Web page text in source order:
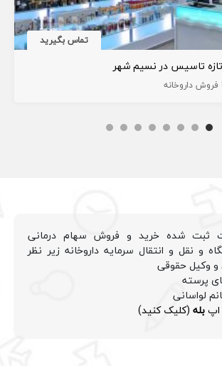
تماس بگیرید
تازه تاسیس در نسیم شهر
فروش داروخانه
ثبت شده خرید و فروش سهام درمانی
و نقل و انتقال سرمایه داروخانه زیر نظر
و وکیل حقوقی
اپبله (کلیک کنید)